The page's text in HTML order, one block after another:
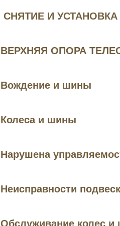
СНЯТИЕ И
ВЕРХНЯЯ ОПОРА
Вождение и шины
Колеса и шины
Нарушена
Неисправности
Обслуживание колес и